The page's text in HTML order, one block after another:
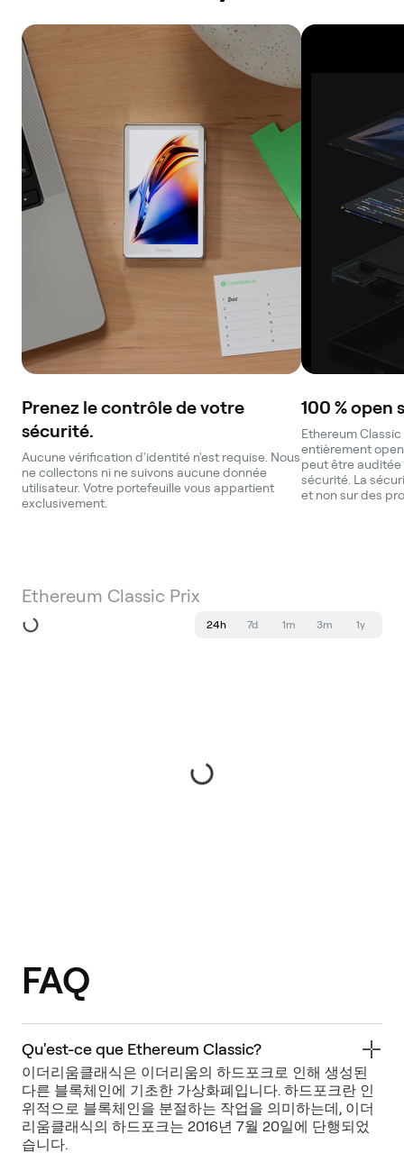
Prenez le contrôle de votre
sécurité.
Aucune vérification d'identité n'est requise. Nous
ne collectons ni ne suivons aucune donnée
utilisateur. Votre portefeuille vous appartient
exclusivement.
100 %
Ethereum
entièrement
peut être
sécurité. La
et non sur des
Ethereum Classic Prix
24h 7d 1m 3m 1y
FAQ
Qu'est-ce que Ethereum Classic?
이더리움클래식은 이더리움의 하드포크로 인해 생성된
다른 블록체인에 기초한 가상화폐입니다. 하드포크란 인
위적으로 블록체인을 분절하는 작업을 의미하는데, 이더
리움클래식의 하드포크는 2016년 7월 20일에 단행되었
습니다.